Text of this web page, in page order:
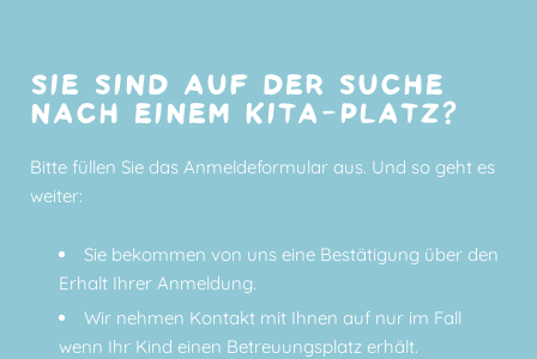
SIE SIND AUF DER SUCHE
NACH EINEM KITA-PLATZ?
Bitte füllen Sie das Anmeldeformular aus. Und so geht es
weiter:
Sie bekommen von uns eine Bestätigung über den
Erhalt Ihrer Anmeldung.
Wir nehmen Kontakt mit Ihnen auf nur im Fall
wenn Ihr Kind einen Betreuungsplatz erhält.